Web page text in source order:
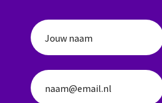
Jouw naam
naam@email.nl